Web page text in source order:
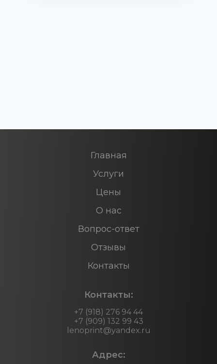
Контакты:
+7 (918) 276 94 44
+7 (909) 132 99 43
lenoprint@yandex.ru
Адрес:
Главная
Услуги
Цены
О нас
Вопрос-ответ
Отзывы
Контакты